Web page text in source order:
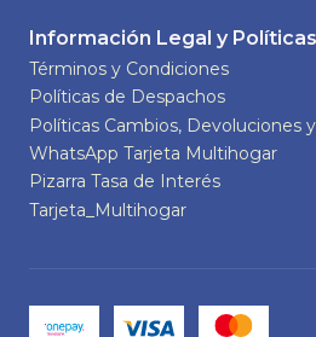
Información Legal y Políticas
Términos y Condiciones
Políticas de Despachos
Políticas Cambios, Devoluciones
WhatsApp Tarjeta Multihogar
Pizarra Tasa de Interés
Tarjeta_Multihogar